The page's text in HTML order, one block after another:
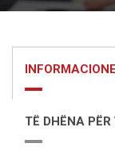
TË DHËNA